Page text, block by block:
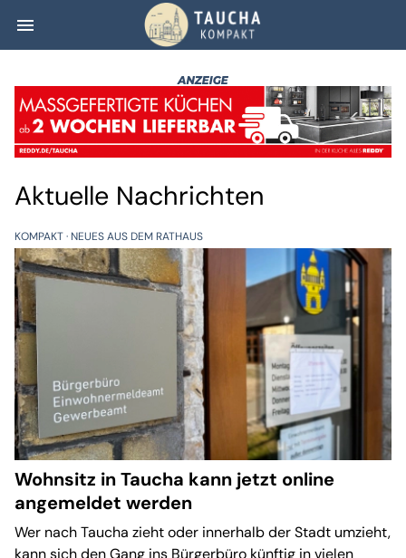
menu Taucha kompakt
Aktuelle Nachrichten
KOMPAKT NEUES AUS DEM RATHAUS
Wohnsitz in Taucha kann jetzt online
angemeldet werden
Wer nach Taucha zieht oder innerhalb der Stadt umzieht,
kann sich den Gang ins Bürgerbüro künftig in vielen